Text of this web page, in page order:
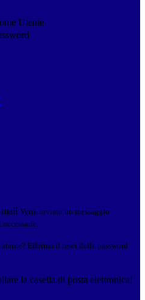
Utente
Verrà inviato un messaggio
Effettua il reset della password
la casella di posta elettronica!